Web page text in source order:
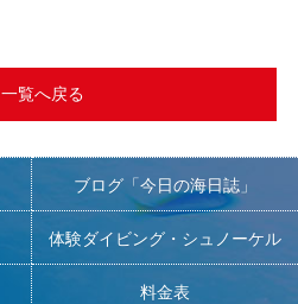
一覧へ戻る
ブログ「今日の海日誌」
体験ダイビング・シュノーケル
料金表